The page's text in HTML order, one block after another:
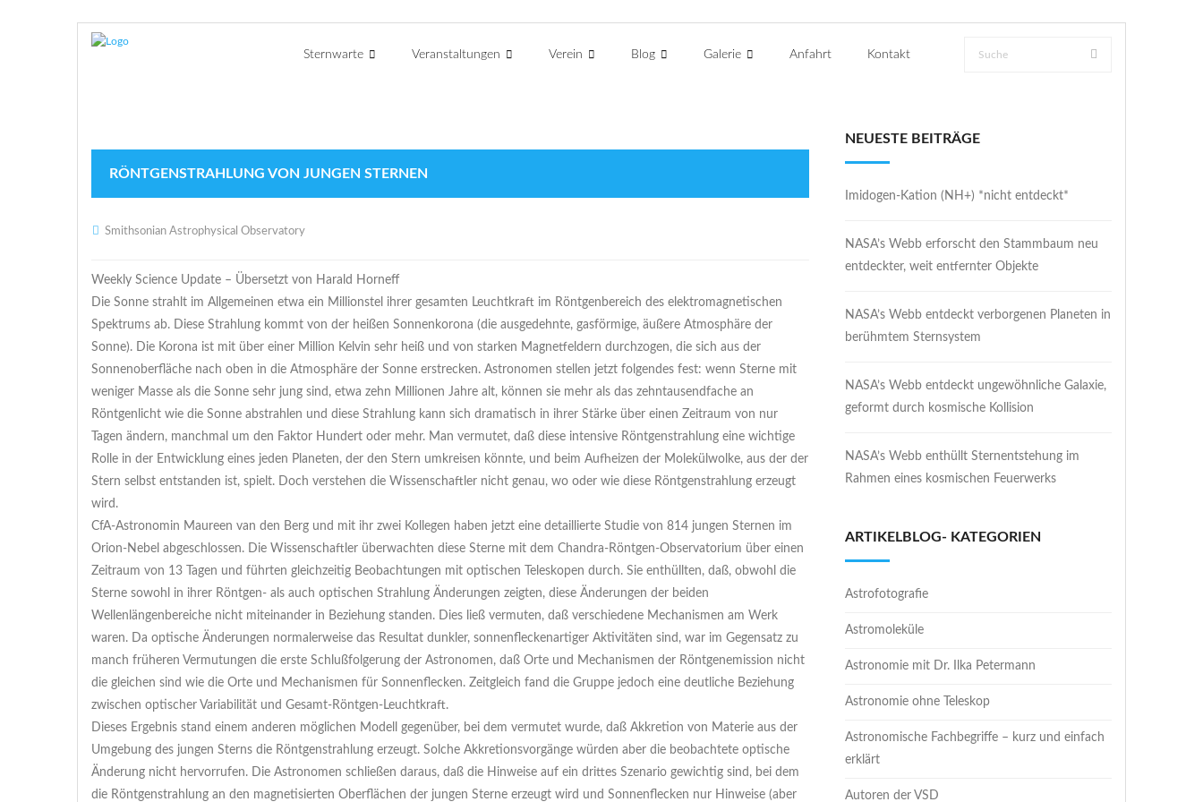
Sternwarte Veranstaltungen Verein Blog Galerie Anfahrt Kontakt
RÖNTGENSTRAHLUNG VON JUNGEN STERNEN
Smithsonian Astrophysical Observatory
Weekly Science Update – Übersetzt von Harald Horneff
Die Sonne strahlt im Allgemeinen etwa ein Millionstel ihrer gesamten Leuchtkraft im Röntgenbereich des elektromagnetischen
Spektrums ab. Diese Strahlung kommt von der heißen Sonnenkorona (die ausgedehnte, gasförmige, äußere Atmosphäre der
Sonne). Die Korona ist mit über einer Million Kelvin sehr heiß und von starken Magnetfeldern durchzogen, die sich aus der
Sonnenoberfläche nach oben in die Atmosphäre der Sonne erstrecken. Astronomen stellen jetzt folgendes fest: wenn Sterne mit
weniger Masse als die Sonne sehr jung sind, etwa zehn Millionen Jahre alt, können sie mehr als das zehntausendfache an
Röntgenlicht wie die Sonne abstrahlen und diese Strahlung kann sich dramatisch in ihrer Stärke über einen Zeitraum von nur
Tagen ändern, manchmal um den Faktor Hundert oder mehr. Man vermutet, daß diese intensive Röntgenstrahlung eine wichtige
Rolle in der Entwicklung eines jeden Planeten, der den Stern umkreisen könnte, und beim Aufheizen der Molekülwolke, aus der der
Stern selbst entstanden ist, spielt. Doch verstehen die Wissenschaftler nicht genau, wo oder wie diese Röntgenstrahlung erzeugt
wird.
CfA-Astronomin Maureen van den Berg und mit ihr zwei Kollegen haben jetzt eine detaillierte Studie von 814 jungen Sternen im
Orion-Nebel abgeschlossen. Die Wissenschaftler überwachten diese Sterne mit dem Chandra-Röntgen-Observatorium über einen
Zeitraum von 13 Tagen und führten gleichzeitig Beobachtungen mit optischen Teleskopen durch. Sie enthüllten, daß, obwohl die
Sterne sowohl in ihrer Röntgen- als auch optischen Strahlung Änderungen zeigten, diese Änderungen der beiden
Wellenlängenbereiche nicht miteinander in Beziehung standen. Dies ließ vermuten, daß verschiedene Mechanismen am Werk
waren. Da optische Änderungen normalerweise das Resultat dunkler, sonnenfleckenartiger Aktivitäten sind, war im Gegensatz zu
manch früheren Vermutungen die erste Schlußfolgerung der Astronomen, daß Orte und Mechanismen der Röntgenemission nicht
die gleichen sind wie die Orte und Mechanismen für Sonnenflecken. Zeitgleich fand die Gruppe jedoch eine deutliche Beziehung
zwischen optischer Variabilität und Gesamt-Röntgen-Leuchtkraft.
Dieses Ergebnis stand einem anderen möglichen Modell gegenüber, bei dem vermutet wurde, daß Akkretion von Materie aus der
Umgebung des jungen Sterns die Röntgenstrahlung erzeugt. Solche Akkretionsvorgänge würden aber die beobachtete optische
Änderung nicht hervorrufen. Die Astronomen schließen daraus, daß die Hinweise auf ein drittes Szenario gewichtig sind, bei dem
die Röntgenstrahlung an den magnetisierten Oberflächen der jungen Sterne erzeugt wird und Sonnenflecken nur Hinweise (aber
NEUESTE BEITRÄGE
Imidogen-Kation (NH+) *nicht entdeckt*
NASA’s Webb erforscht den Stammbaum neu
entdeckter, weit entfernter Objekte
NASA’s Webb entdeckt verborgenen Planeten in
berühmtem Sternsystem
NASA’s Webb entdeckt ungewöhnliche Galaxie,
geformt durch kosmische Kollision
NASA’s Webb enthüllt Sternentstehung im
Rahmen eines kosmischen Feuerwerks
ARTIKELBLOG- KATEGORIEN
Astrofotografie
Astromoleküle
Astronomie mit Dr. Ilka Petermann
Astronomie ohne Teleskop
Astronomische Fachbegriffe – kurz und einfach
erklärt
Autoren der VSD